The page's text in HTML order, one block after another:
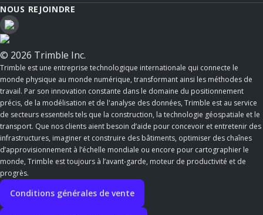
NOUS REJOINDRE
© 2026 Trimble Inc.
Trimble est une entreprise technologique internationale qui connecte le
monde physique au monde numérique, transformant ainsi les méthodes de
travail. Par son innovation constante dans le domaine du positionnement
précis, de la modélisation et de l'analyse des données, Trimble est au service
de secteurs essentiels tels que la construction, la technologie géospatiale et le
transport. Que nos clients aient besoin d’aide pour concevoir et entretenir des
infrastructures, imaginer et construire des bâtiments, optimiser des chaînes
d’approvisionnement à l’échelle mondiale ou encore pour cartographier le
monde, Trimble est toujours à l’avant-garde, moteur de productivité et de
progrès.
Conditions générales de vente